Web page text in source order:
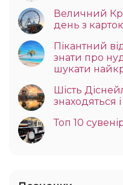
Величний
день з
Пікантний
знати про
шукати
Шість
знаходяться
Топ 10